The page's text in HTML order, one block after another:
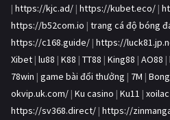
| https://kjc.ad/ | https://kubet.eco/ |
https://b52com.io | trang cá độ bóng
https://c168.guide/ | https://
Xibet | lu88 | K88 | TT88 | King88 | AO88 |
78win | game bài đổi thưởng | 7M |
okvip.uk.com/ | Ku casino | Ku11 |
https://sv368.direct/ | https://